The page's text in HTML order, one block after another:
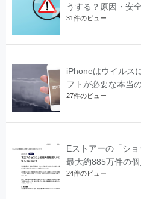
うする？原因・安
31件のビュー
iPhoneはウイルス
フトが必要な本当
27件のビュー
Eストアーの「ショ
最大約885万件の
24件のビュー